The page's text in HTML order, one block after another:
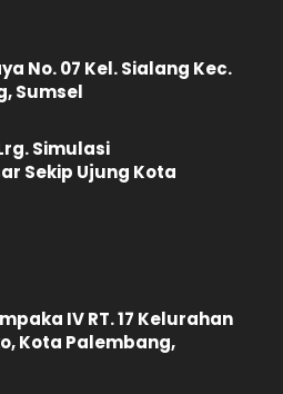
No. 07 Kel. Sialang Kec.
Sumsel
Simulasi
Sekip Ujung Kota
IV RT. 17 Kelurahan
Kota Palembang,